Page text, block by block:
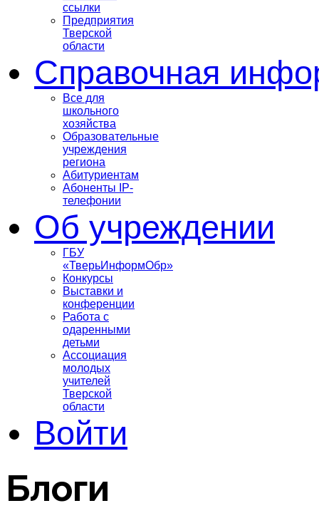
ссылки
Предприятия
Тверской
области
Справочная
Все для
школьного
хозяйства
Образовательные
учреждения
региона
Абитуриентам
Абоненты IP-
телефонии
Об учреждении
ГБУ
«ТверьИнформОбр»
Конкурсы
Выставки и
конференции
Работа с
одаренными
детьми
Ассоциация
молодых
учителей
Тверской
области
Войти
Блоги